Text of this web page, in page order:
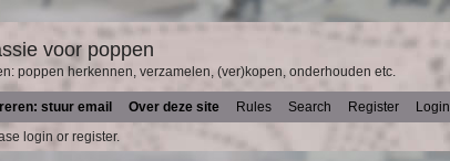
voor poppen
poppen herkennen, verzamelen, (ver)kopen, onderhouden etc.
stuur email Over deze site Rules Search Register
Login
login or register.